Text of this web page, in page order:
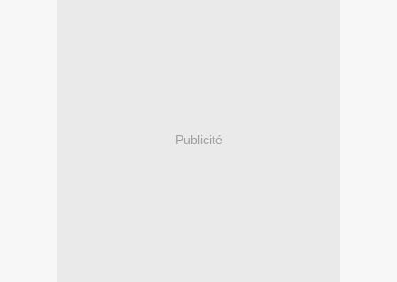
Publicité